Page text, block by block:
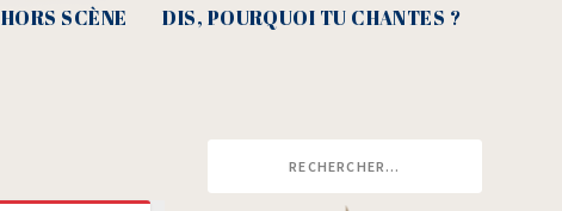
HORS SCÈNE DIS, POURQUOI TU CHANTES ?